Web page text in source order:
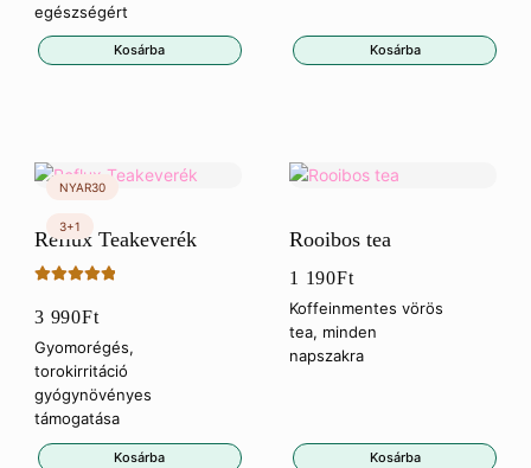
egészségért
Kosárba
490Ft.Kosárba
Reflux Teakeverék
5.00/ 5
3 990Ft
Gyomorégés,
torokirritáció
gyógynövényes
támogatása
Kosárba
Rooibos tea
1 190Ft
Koffeinmentes vörös
tea, minden
napszakra
Kosárba